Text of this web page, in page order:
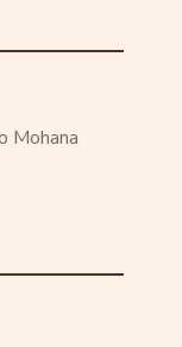
Mohana